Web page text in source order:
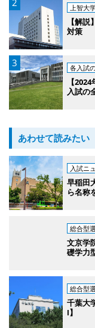
上智大
【解
対策
各入試
【
入試の
あわせて読みたい
入試ニ
早稲田
ら名称
総合型
文京学
礎学力
総合型
千葉大
Ⅰ】